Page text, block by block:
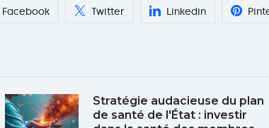
Facebook Twitter Linkedin
Stratégie audacieuse du plan
de santé de l'État : investir